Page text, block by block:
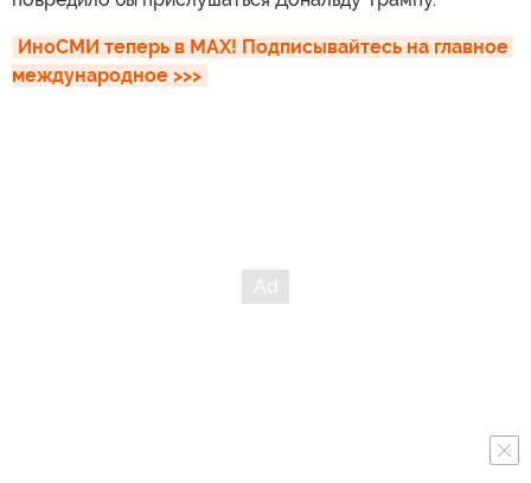
ИноСМИ теперь в MAX! Подписывайтесь на главное
международное >>>